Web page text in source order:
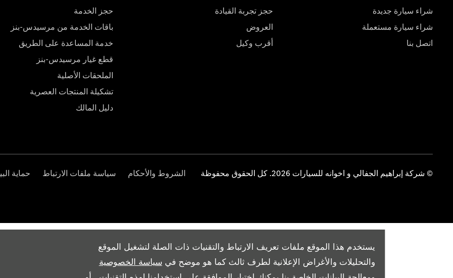
يستخدم هذا الموقع ملفات تعريف الارتباط والتقنيات ذات الصلة لتشغيل الموقع
والتحليلات والأغراض الإعلانية لطرف ثالث كما هو موضح في سياسة الخصوصية
شراء سيارة جديدة
شراء سيارة مستعملة
اتصل بنا
حجز تجربة القيادة
العروض
أقرب وكيل
حجز الخدمة
باقات الخدمة من مرسيدس-بنز
خدمة المساعدة على الطريق
قطع غيار مرسيدس-بنز
الملحقات الأصلية
تشكيلة المنتجات العصرية
دليل المالك
© شركة إبراهيم الجفالي و اخوانه للسيارات 2026. كل الحقوق محفوظة الشروط والأحكام سياسة ملفات الارتباط حماية